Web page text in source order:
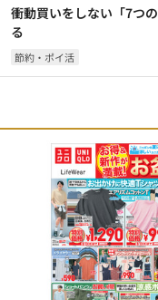
節約・ポイ活
衝動買いをしない「7つ
る